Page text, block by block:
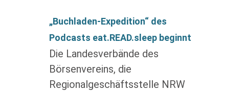
„Buchladen-Expedition“ des
Podcasts eat.READ.sleep beginnt
Die Landesverbände des
Börsenvereins, die
Regionalgeschäftsstelle NRW